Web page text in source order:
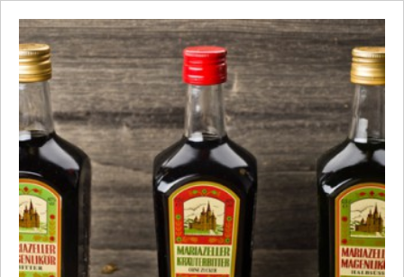
NAPTÁR
KAPCSOLAT
HASZNOS